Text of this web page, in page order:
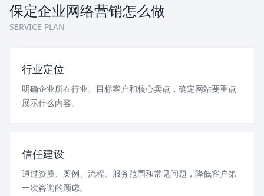
保定企业网络营销怎么做
SERVICE PLAN
行业定位
明确企业所在行业、目标客户和核心卖点，确定网站要重点
展示什么内容。
信任建设
通过资质、案例、流程、服务范围和常见问题，降低客户第
一次咨询的顾虑。